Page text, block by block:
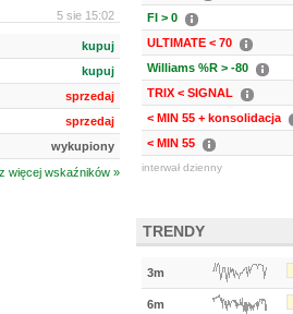
5 sie 15:02
kupuj
kupuj
sprzedaj
sprzedaj
wykupiony
więcej wskaźników »
FI > 0
ULTIMATE < 70
Williams %R > -80
TRIX < SIGNAL
< MIN 55 + konsolidacja
< MIN 55
interwał dzienny
TRENDY
3m
6m